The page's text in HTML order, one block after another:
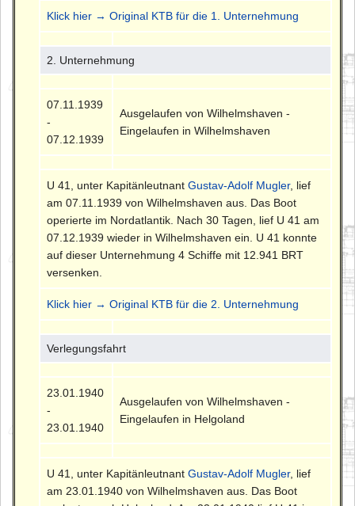
Klick hier → Original KTB für die 1. Unternehmung
2. Unternehmung
07.11.1939
-
07.12.1939
Ausgelaufen von Wilhelmshaven -
Eingelaufen in Wilhelmshaven
U 41, unter KapitänleutnantGustav-Adolf Mugler, lief
am 07.11.1939 von Wilhelmshaven aus. Das Boot
operierte im Nordatlantik. Nach 30 Tagen, lief U 41 am
07.12.1939 wieder in Wilhelmshaven ein. U 41 konnte
auf dieser Unternehmung 4 Schiffe mit 12.941 BRT
versenken.
Klick hier → Original KTB für die 2. Unternehmung
Verlegungsfahrt
23.01.1940
-
23.01.1940
Ausgelaufen von Wilhelmshaven -
Eingelaufen in Helgoland
U 41, unter KapitänleutnantGustav-Adolf Mugler, lief
am 23.01.1940 von Wilhelmshaven aus. Das Boot